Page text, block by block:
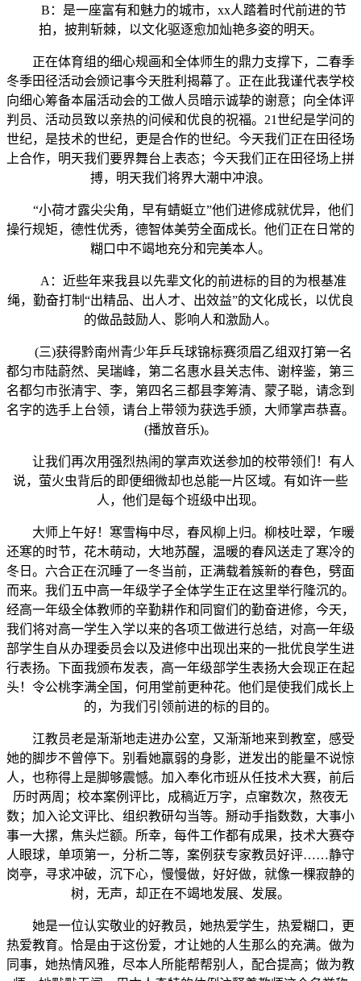
B：是一座富有和魅力的城市，xx人踏着时代前进的节
拍，披荆斩棘，以文化驱逐愈加灿艳多姿的明天。
正在体育组的细心规画和全体师生的鼎力支撑下，二春季
冬季田径活动会颁记事今天胜利揭幕了。正在此我谨代表学校
向细心筹备本届活动会的工做人员暗示诚挚的谢意；向全体评
判员、活动员致以亲热的问候和优良的祝福。21世纪是学问的
世纪，是技术的世纪，更是合作的世纪。今天我们正在田径场
上合作，明天我们要界舞台上表态；今天我们正在田径场上拼
搏，明天我们将界大潮中冲浪。
“小荷才露尖尖角，早有蜻蜓立”他们进修成就优异，他们
操行规矩，德性优秀，德智体美劳全面成长。他们正在日常的
糊口中不竭地充分和完美本人。
A：近些年来我县以先辈文化的前进标的目的为根基准
绳，勤奋打制“出精品、出人才、出效益”的文化成长，以优良
的做品鼓励人、影响人和激励人。
(三)获得黔南州青少年乒乓球锦标赛须眉乙组双打第一名
都匀市陆蔚然、吴瑞峰，第二名惠水县关志伟、谢梓鉴，第三
名都匀市张清宇、李，第四名三都县李筹清、蒙子聪，请念到
名字的选手上台领，请台上带领为获选手颁，大师掌声恭喜。
(播放音乐)。
让我们再次用强烈热闹的掌声欢送参加的校带领们！有人
说，萤火虫背后的即便细微却也总能一片区域。有如许一些
人，他们是每个班级中出现。
大师上午好！寒雪梅中尽，春风柳上归。柳枝吐翠，乍暖
还寒的时节，花木萌动，大地苏醒，温暖的春风送走了寒冷的
冬日。六合正在沉睡了一冬当前，正满载着簇新的春色，劈面
而来。我们五中高一年级学子全体学生正在这里举行隆沉的。
经高一年级全体教师的辛勤耕作和同窗们的勤奋进修，今天，
我们将对高一学生入学以来的各项工做进行总结，对高一年级
部学生自从办理委员会以及进修中出现出来的一批优良学生进
行表扬。下面我颁布发表，高一年级部学生表扬大会现正在起
头！令公桃李满全国，何用堂前更种花。他们是使我们成长上
的，为我们引领前进的标的目的。
江教员老是渐渐地走进办公室，又渐渐地来到教室，感受
她的脚步不曾停下。别看她羸弱的身影，迸发出的能量不说惊
人，也称得上是脚够震憾。加入奉化市班从任技术大赛，前后
历时两周；校本案例评比，成稿近万字，点窜数次，熬夜无
数；加入论文评比、组织教研勾当等。掰动手指数数，大事小
事一大摞，焦头烂额。所幸，每件工作都有成果，技术大赛夺
人眼球，单项第一，分析二等，案例获专家教员好评……静守
岗亭，寻求冲破，沉下心，慢慢做，好好做，就像一棵寂静的
树，无声，却正在不竭地发展、发展。
她是一位认实敬业的好教员，她热爱学生，热爱糊口，更
热爱教育。恰是由于这份爱，才让她的人生那么的充满。做为
同事，她热情风雅，尽本人所能帮帮别人，配合提高；做为教